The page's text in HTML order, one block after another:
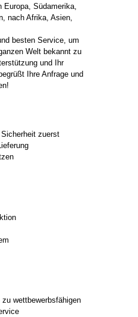
Südamerika,
nach Afrika, Asien,
besten Service, um
Welt bekannt zu
und Ihr
Ihre Anfrage und
zuerst
wettbewerbsfähigen